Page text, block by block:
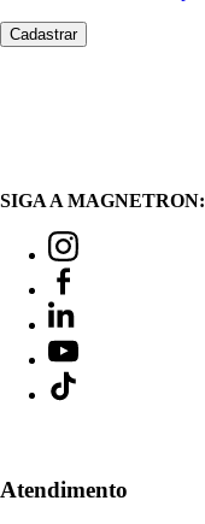
SIGA A MAGNETRON:
Atendimento